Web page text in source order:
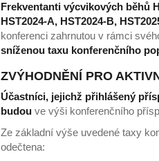
Frekventanti výcvikových běhů
HST2024-A, HST2024-B,
konferenci zahrnutou v rámci
sníženou taxu konferenčního
ZVÝHODNĚNÍ PRO
Účastníci, jejichž přihlášený
budou ve výši konferenčního
Ze základní výše uvedené taxy
odečtena: